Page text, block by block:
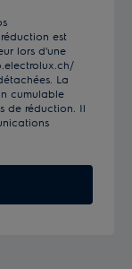
est
lors d'une
La
cumulable
de réduction. Il